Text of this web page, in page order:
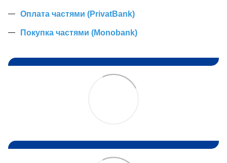
Оплата частями (PrivatBank)
Покупка частями (Monobank)